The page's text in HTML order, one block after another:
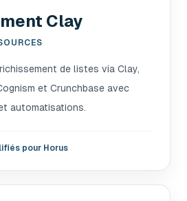
Clay
de listes via Clay,
et Crunchbase avec
automatisations.
pour Horus